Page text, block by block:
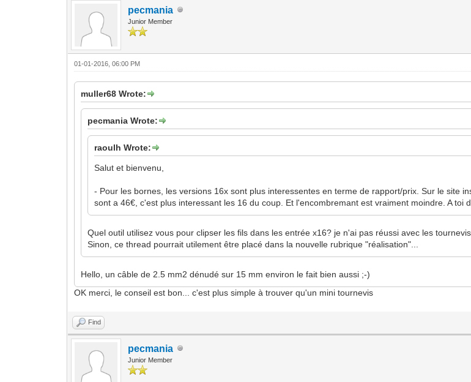
pecmania
Junior Member
01-01-2016, 06:00 PM
muller68 Wrote:
pecmania Wrote:
raoulh Wrote:
Salut et bienvenu,
- Pour les bornes, les versions 16x sont plus interessentes en terme de rapport/prix. Sur le site
sont a 46€, c'est plus interessant les 16 du coup. Et l'encombremant est vraiment moindre. A toi
Quel outil utilisez vous pour clipser les fils dans les entrée x16? je n'ai pas réussi avec les
Sinon, ce thread pourrait utilement être placé dans la nouvelle rubrique "réalisation"...
Hello, un câble de 2.5 mm2 dénudé sur 15 mm environ le fait bien aussi ;-)
OK merci, le conseil est bon... c'est plus simple à trouver qu'un mini tournevis
Find
pecmania
Junior Member